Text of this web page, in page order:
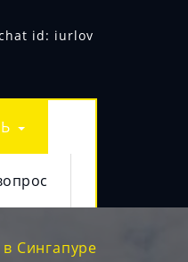
id: iurlov
Сингапуре